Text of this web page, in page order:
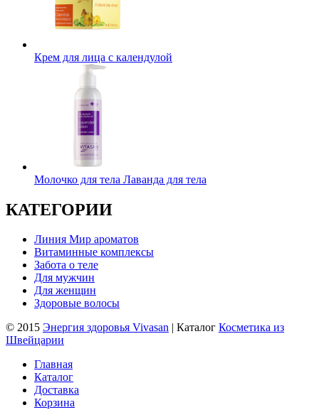
Крем для лица с календулой
Молочко для тела Лаванда для тела
КАТЕГОРИИ
Линия Мир ароматов
Витаминные комплексы
Забота о теле
Для мужчин
Для женщин
Здоровые волосы
© 2015 Энергия здоровья Vivasan | Каталог Косметика из
Швейцарии
Главная
Каталог
Доставка
Корзина